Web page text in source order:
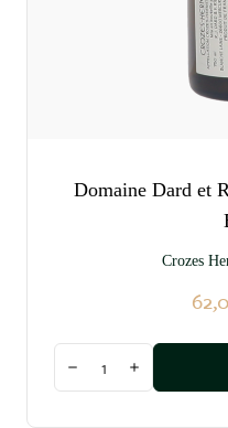
Domaine Dard et
Crozes
Diminuer la quantité
Augmenter